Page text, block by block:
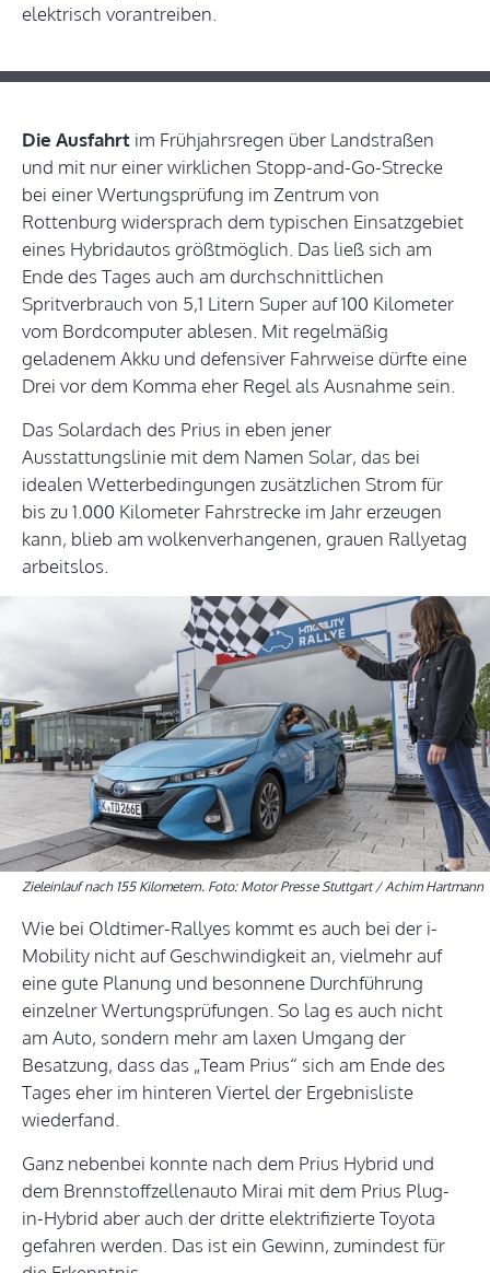
elektrisch vorantreiben.
Die Ausfahrt im Frühjahrsregen über Landstraßen
und mit nur einer wirklichen Stopp-and-Go-Strecke
bei einer Wertungsprüfung im Zentrum von
Rottenburg widersprach dem typischen Einsatzgebiet
eines Hybridautos größtmöglich. Das ließ sich am
Ende des Tages auch am durchschnittlichen
Spritverbrauch von 5,1 Litern Super auf 100 Kilometer
vom Bordcomputer ablesen. Mit regelmäßig
geladenem Akku und defensiver Fahrweise dürfte eine
Drei vor dem Komma eher Regel als Ausnahme sein.
Das Solardach des Prius in eben jener
Ausstattungslinie mit dem Namen Solar, das bei
idealen Wetterbedingungen zusätzlichen Strom für
bis zu 1.000 Kilometer Fahrstrecke im Jahr erzeugen
kann, blieb am wolkenverhangenen, grauen Rallyetag
arbeitslos.
Zieleinlauf nach 155 Kilometern. Foto: Motor Presse Stuttgart / Achim Hartmann
Wie bei Oldtimer-Rallyes kommt es auch bei der i-
Mobility nicht auf Geschwindigkeit an, vielmehr auf
eine gute Planung und besonnene Durchführung
einzelner Wertungsprüfungen. So lag es auch nicht
am Auto, sondern mehr am laxen Umgang der
Besatzung, dass das „Team Prius“ sich am Ende des
Tages eher im hinteren Viertel der Ergebnisliste
wiederfand.
Ganz nebenbei konnte nach dem Prius Hybrid und
dem Brennstoffzellenauto Mirai mit dem Prius Plug-
in-Hybrid aber auch der dritte elektrifizierte Toyota
gefahren werden. Das ist ein Gewinn, zumindest für